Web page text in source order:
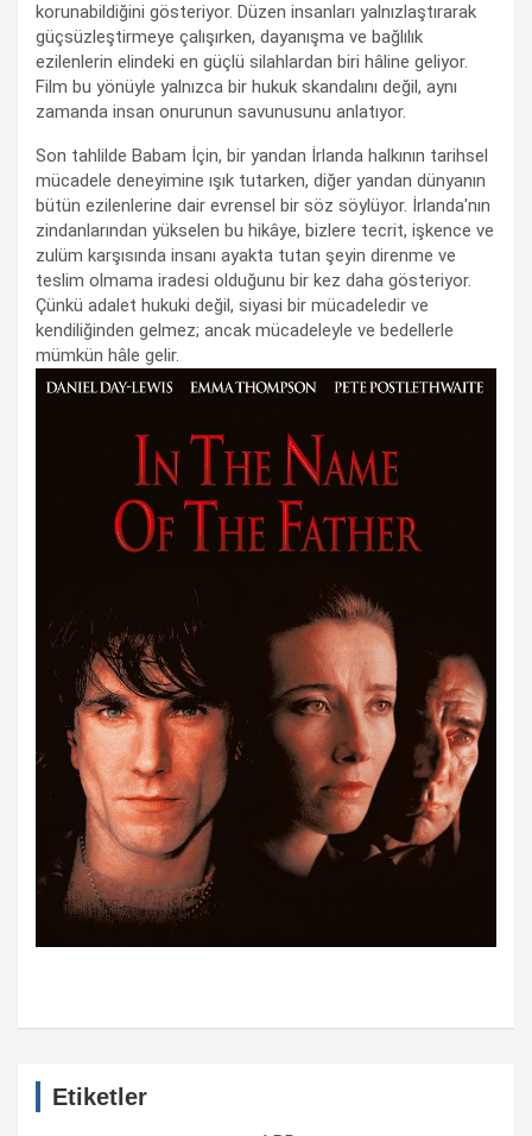
korunabildiğini gösteriyor. Düzen insanları yalnızlaştırarak
güçsüzleştirmeye çalışırken, dayanışma ve bağlılık
ezilenlerin elindeki en güçlü silahlardan biri hâline geliyor.
Film bu yönüyle yalnızca bir hukuk skandalını değil, aynı
zamanda insan onurunun savunusunu anlatıyor.
Son tahlilde Babam İçin, bir yandan İrlanda halkının tarihsel
mücadele deneyimine ışık tutarken, diğer yandan dünyanın
bütün ezilenlerine dair evrensel bir söz söylüyor. İrlanda'nın
zindanlarından yükselen bu hikâye, bizlere tecrit, işkence ve
zulüm karşısında insanı ayakta tutan şeyin direnme ve
teslim olmama iradesi olduğunu bir kez daha gösteriyor.
Çünkü adalet hukuki değil, siyasi bir mücadeledir ve
kendiliğinden gelmez; ancak mücadeleyle ve bedellerle
mümkün hâle gelir.
Etiketler